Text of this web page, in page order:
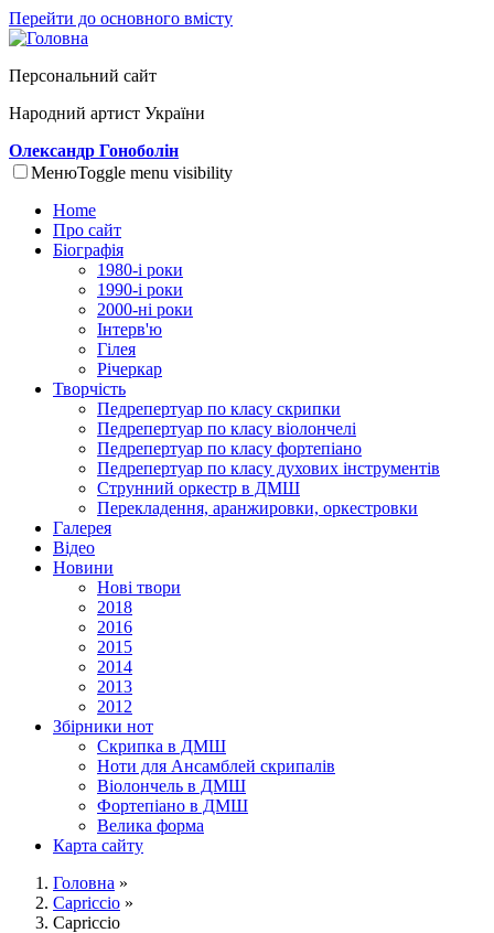
Перейти до основного вмісту
Персональний сайт
Народний артист України
Олександр Гоноболін
МенюToggle menu visibility
Home
Про сайт
Біографія
1980-і роки
1990-і роки
2000-ні роки
Інтерв'ю
Гілея
Річеркар
Творчість
Педрепертуар по класу скрипки
Педрепертуар по класу віолончелі
Педрепертуар по класу фортепіано
Педрепертуар по класу духових інструментів
Струнний оркестр в ДМШ
Перекладення, аранжировки, оркестровки
Галерея
Відео
Новини
Нові твори
2018
2016
2015
2014
2013
2012
Збірники нот
Скрипка в ДМШ
Ноти для Ансамблей скрипалів
Віолончель в ДМШ
Фортепіано в ДМШ
Велика форма
Карта сайту
Головна »
Capriccio »
Capriccio